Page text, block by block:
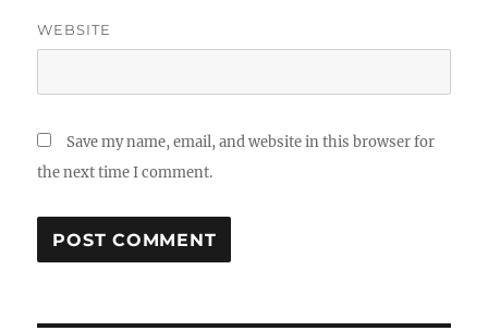
WEBSITE
Save my name, email, and website in this browser for
the next time I comment.